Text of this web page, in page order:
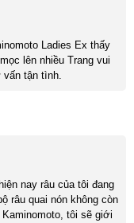
Ladies Ex thấy
lên nhiều Trang vui
vấn tận tình.
nay râu của tôi đang
râu quai nón không còn
tôi sẽ giới